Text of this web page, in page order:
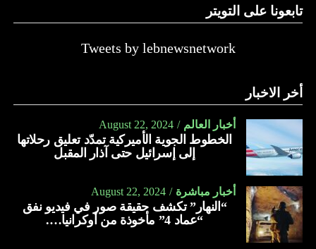
تابعونا على التويتر
Tweets by lebnewsnetwork
أخر الاخبار
أخبار العالم August 22, 2024
الخطوط الجوية الأميركية تمدّد تعليق رحلاتها
إلى إسرائيل حتى آذار المقبل
أخبار مباشرة August 22, 2024
“النهار” تكشف حقيقة صور في فيديو نفق
“عماد 4” مأخوذة من أوكرانيا….